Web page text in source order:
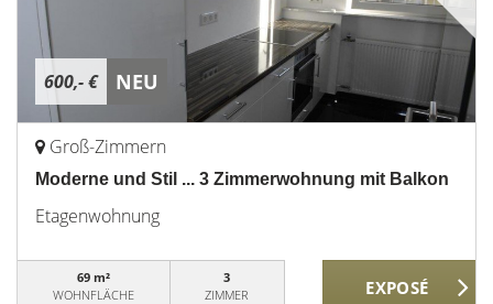
600,- € NEU
Groß-Zimmern
Moderne und Stil ... 3 Zimmerwohnung mit Balkon
Etagenwohnung
69 m²
WOHNFLÄCHE
3
ZIMMER